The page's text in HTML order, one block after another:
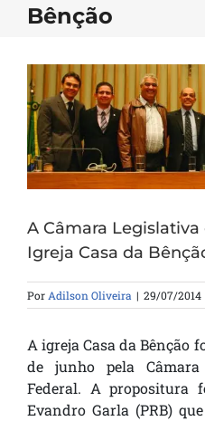
Bênção
A Câmara
Igreja Casa da
Por Adilson Oliveira | 29/07/2014
A igreja Casa da Bênção
de junho pela
Federal. A propositura
Evandro Garla (PRB)